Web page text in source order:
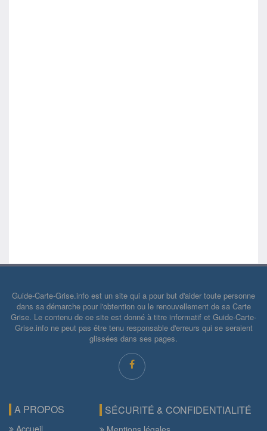
Guide-Carte-Grise.info est un site qui a pour but d'aider toute personne
dans sa démarche pour l'obtention ou le renouvellement de sa Carte
Grise. Le contenu de ce site est donné à titre informatif et Guide-Carte-
Grise.info ne peut pas être tenu responsable d'erreurs qui se seraient
glissées dans ses pages.
A PROPOS SÉCURITÉ & CONFIDENTIALITÉ